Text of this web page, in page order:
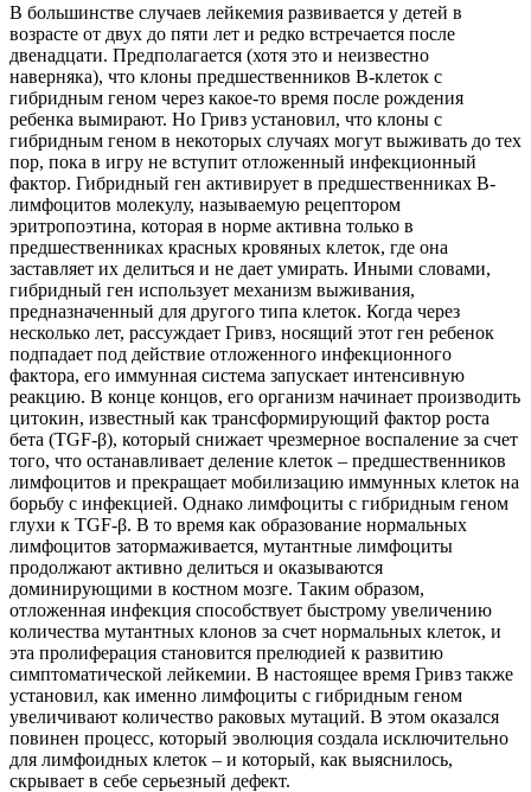
В большинстве случаев лейкемия развивается у детей в
возрасте от двух до пяти лет и редко встречается после
двенадцати. Предполагается (хотя это и неизвестно
наверняка), что клоны предшественников В-клеток с
гибридным геном через какое-то время после рождения
ребенка вымирают. Но Гривз установил, что клоны с
гибридным геном в некоторых случаях могут выживать до тех
пор, пока в игру не вступит отложенный инфекционный
фактор. Гибридный ген активирует в предшественниках В-
лимфоцитов молекулу, называемую рецептором
эритропоэтина, которая в норме активна только в
предшественниках красных кровяных клеток, где она
заставляет их делиться и не дает умирать. Иными словами,
гибридный ген использует механизм выживания,
предназначенный для другого типа клеток. Когда через
несколько лет, рассуждает Гривз, носящий этот ген ребенок
подпадает под действие отложенного инфекционного
фактора, его иммунная система запускает интенсивную
реакцию. В конце концов, его организм начинает производить
цитокин, известный как трансформирующий фактор роста
бета (TGF-β), который снижает чрезмерное воспаление за счет
того, что останавливает деление клеток – предшественников
лимфоцитов и прекращает мобилизацию иммунных клеток на
борьбу с инфекцией. Однако лимфоциты с гибридным геном
глухи к TGF-β. В то время как образование нормальных
лимфоцитов затормаживается, мутантные лимфоциты
продолжают активно делиться и оказываются
доминирующими в костном мозге. Таким образом,
отложенная инфекция способствует быстрому увеличению
количества мутантных клонов за счет нормальных клеток, и
эта пролиферация становится прелюдией к развитию
симптоматической лейкемии. В настоящее время Гривз также
установил, как именно лимфоциты с гибридным геном
увеличивают количество раковых мутаций. В этом оказался
повинен процесс, который эволюция создала исключительно
для лимфоидных клеток – и который, как выяснилось,
скрывает в себе серьезный дефект.